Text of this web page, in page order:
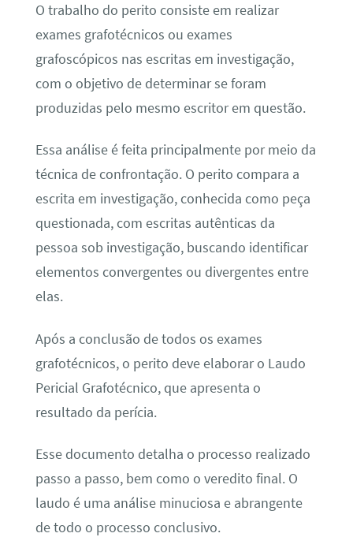
O trabalho do perito consiste em realizar
exames grafotécnicos ou exames
grafoscópicos nas escritas em investigação,
com o objetivo de determinar se foram
produzidas pelo mesmo escritor em questão.
Essa análise é feita principalmente por meio da
técnica de confrontação. O perito compara a
escrita em investigação, conhecida como peça
questionada, com escritas autênticas da
pessoa sob investigação, buscando identificar
elementos convergentes ou divergentes entre
elas.
Após a conclusão de todos os exames
grafotécnicos, o perito deve elaborar o Laudo
Pericial Grafotécnico, que apresenta o
resultado da perícia.
Esse documento detalha o processo realizado
passo a passo, bem como o veredito final. O
laudo é uma análise minuciosa e abrangente
de todo o processo conclusivo.